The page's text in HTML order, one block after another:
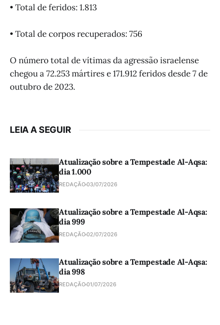
• Total de feridos: 1.813
• Total de corpos recuperados: 756
O número total de vítimas da agressão israelense
chegou a 72.253 mártires e 171.912 feridos desde 7 de
outubro de 2023.
LEIA A SEGUIR
Atualização sobre a Tempestade Al-Aqsa:
dia 1.000
REDAÇÃO03/07/2026
Atualização sobre a Tempestade Al-Aqsa:
dia 999
REDAÇÃO02/07/2026
Atualização sobre a Tempestade Al-Aqsa:
dia 998
REDAÇÃO01/07/2026